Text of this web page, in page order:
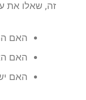
זה, שאלו את
האם
האם
האם